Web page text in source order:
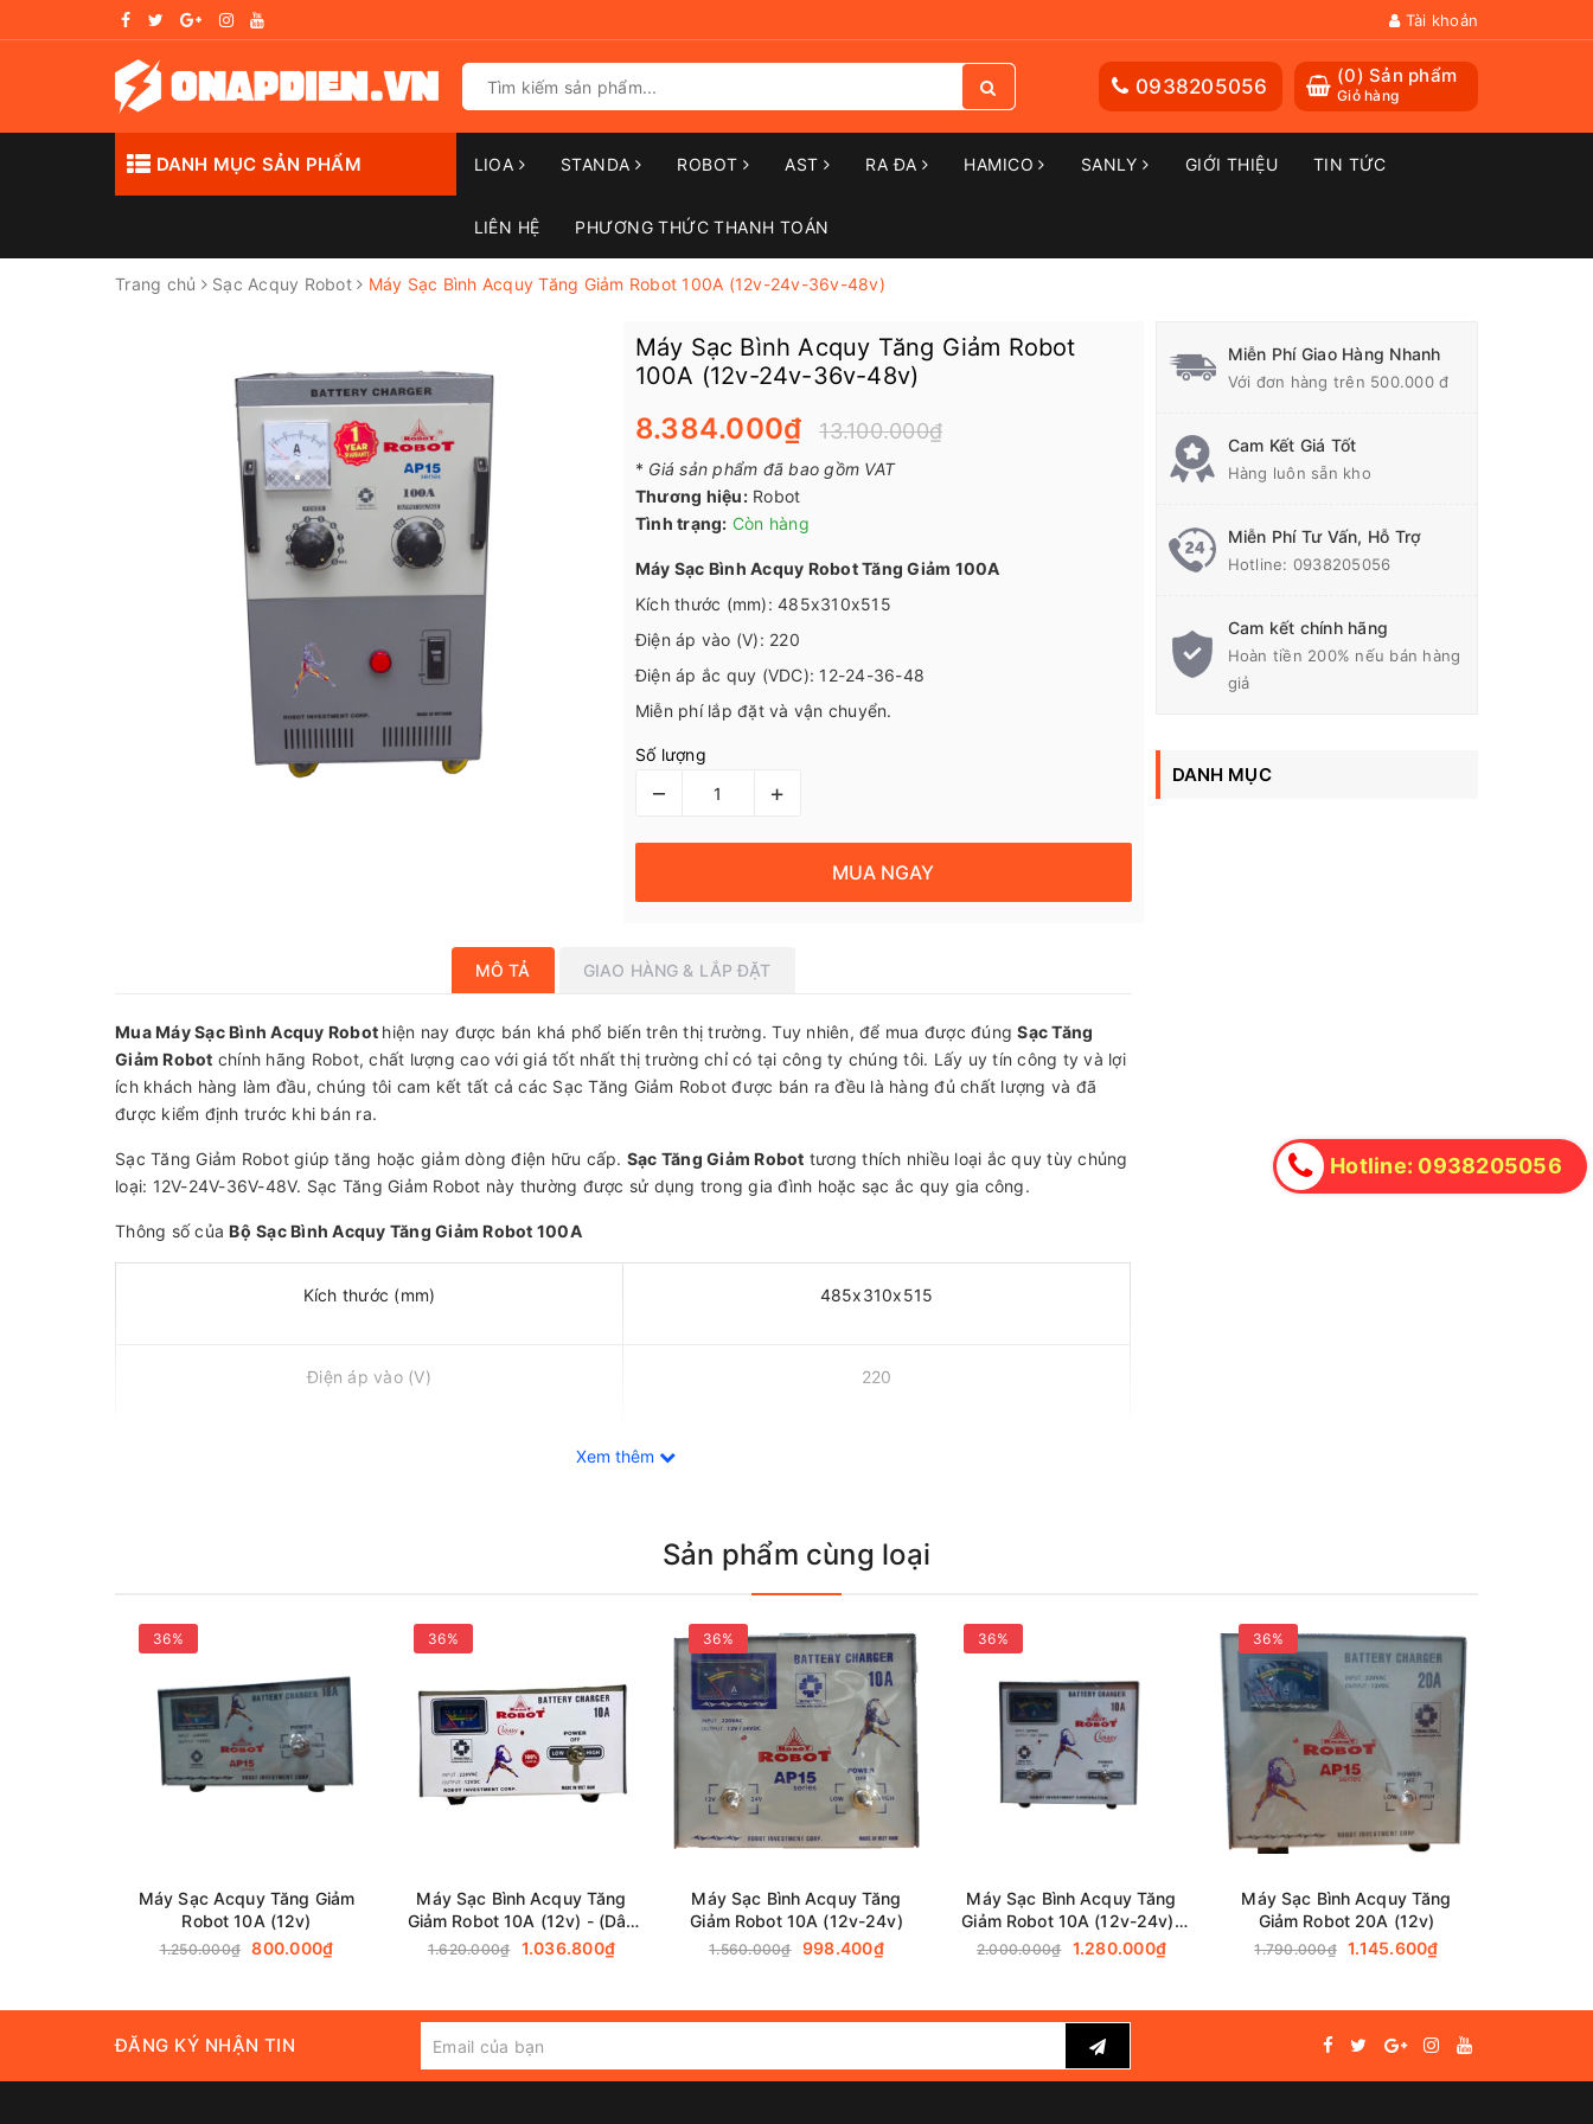
Tài khoản
(0) Sản phẩm
Giỏ hàng
0938205056
DANH MỤC SẢN PHẨM LIOA STANDA ROBOT AST RA ĐA HAMICO SANLY GIỚI THIỆU TIN TỨC
LIÊN HỆ PHƯƠNG THỨC THANH TOÁN
Trang chủ Sạc Acquy Robot Máy Sạc Bình Acquy Tăng Giảm Robot 100A (12v-24v-36v-48v)
Máy Sạc Bình Acquy Tăng Giảm Robot
100A (12v-24v-36v-48v)
8.384.000₫ 13.100.000₫
* Giá sản phẩm đã bao gồm VAT
Thương hiệu: Robot
Tình trạng: Còn hàng
Máy Sạc Bình Acquy Robot Tăng Giảm 100A
Kích thước (mm): 485x310x515
Điện áp vào (V): 220
Điện áp ắc quy (VDC): 12-24-36-48
Miễn phí lắp đặt và vận chuyển.
Số lượng
– +
MUA NGAY
MÔ TẢ GIAO HÀNG & LẮP ĐẶT
Mua Máy Sạc Bình Acquy Robot hiện nay được bán khá phổ biến trên thị trường. Tuy nhiên, để mua được đúngSạc Tăng
Giảm Robot chính hãng Robot, chất lượng cao với giá tốt nhất thị trường chỉ có tại công ty chúng tôi. Lấy uy tín công ty và lợi
ích khách hàng làm đầu, chúng tôi cam kết tất cả các Sạc Tăng Giảm Robot được bán ra đều là hàng đủ chất lượng và đã
được kiểm định trước khi bán ra.
Sạc Tăng Giảm Robot giúp tăng hoặc giảm dòng điện hữu cấp. Sạc Tăng Giảm Robot tương thích nhiều loại ắc quy tùy chủng
loại: 12V-24V-36V-48V. Sạc Tăng Giảm Robot này thường được sử dụng trong gia đình hoặc sạc ắc quy gia công.
Thông số củaBộ Sạc Bình Acquy Tăng Giảm Robot 100A
Kích thước (mm) 485x310x515
Điện áp vào (V) 220
50/60
Xem thêm
Miễn Phí Giao Hàng Nhanh
Với đơn hàng trên 500.000 đ
Cam Kết Giá Tốt
Hàng luôn sẵn kho
Miễn Phí Tư Vấn, Hỗ Trợ
Hotline: 0938205056
Cam kết chính hãng
Hoàn tiền 200% nếu bán hàng
giả
DANH MỤC
Sản phẩm cùng loại
36%
Máy Sạc Acquy Tăng Giảm
Robot 10A (12v)
1.250.000₫ 800.000₫
36%
Máy Sạc Bình Acquy Tăng
Giảm Robot 10A (12v) - (Dây
đồng)
1.620.000₫ 1.036.800₫
36%
Máy Sạc Bình Acquy Tăng
Giảm Robot 10A (12v-24v)
1.560.000₫ 998.400₫
36%
Máy Sạc Bình Acquy Tăng
Giảm Robot 10A (12v-24v)-
(Dây đồng)
2.000.000₫ 1.280.000₫
36%
Máy Sạc Bình Acquy Tăng
Giảm Robot 20A (12v)
1.790.000₫ 1.145.600₫
ĐĂNG KÝ NHẬN TIN
Hotline: 0938205056